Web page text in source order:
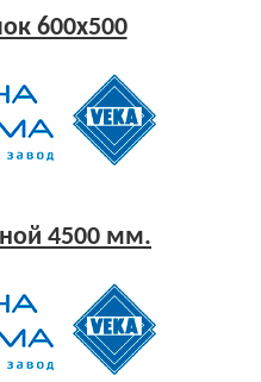
600x500
4500 мм.